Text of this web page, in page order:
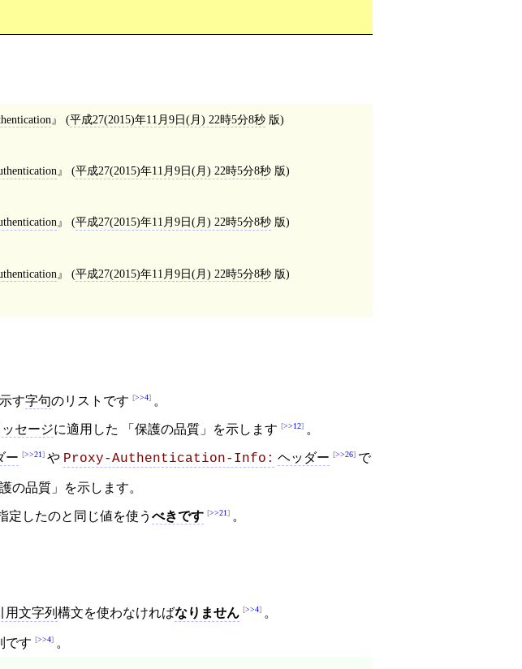
(平成27(2015)年11月9日(月) 22時5分8秒版)
(平成27(2015)年11月9日(月) 22時5分8秒版)
(平成27(2015)年11月9日(月) 22時5分8秒版)
(平成27(2015)年11月9日(月) 22時5分8秒版)
す字句のリストです >>4 。
ッセージに適用した 「保護の品質」を示します >>12 。
ー >>21 や Proxy-Authentication-Info: ヘッダー >>26 で
の品質」を示します。
定したのと同じ値を使う べきです >>21 。
用文字列 構文を使わなければなりません >>4 。
です >>4 。